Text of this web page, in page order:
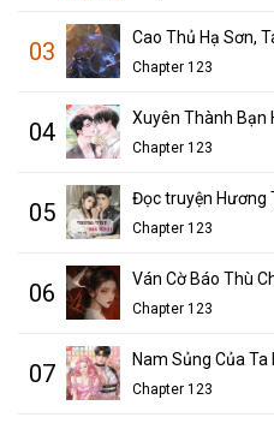
03 Cao Thủ Hạ Sơn,
Chapter 123
04 Xuyên Thành Bạn
Chapter 123
05
Chapter 123
06 Ván Cờ Báo Thù
Chapter 123
07 Nam Sủng Của
Chapter 123